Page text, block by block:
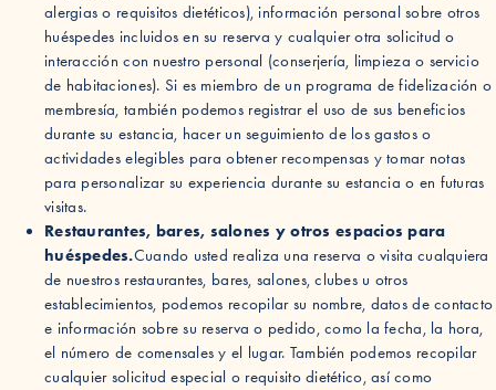
alergias o requisitos dietéticos), información personal sobre otros
huéspedes incluidos en su reserva y cualquier otra solicitud o
interacción con nuestro personal (conserjería, limpieza o servicio
de habitaciones). Si es miembro de un programa de fidelización o
membresía, también podemos registrar el uso de sus beneficios
durante su estancia, hacer un seguimiento de los gastos o
actividades elegibles para obtener recompensas y tomar notas
para personalizar su experiencia durante su estancia o en futuras
visitas.
Restaurantes, bares, salones y otros espacios para
huéspedes.Cuando usted realiza una reserva o visita cualquiera
de nuestros restaurantes, bares, salones, clubes u otros
establecimientos, podemos recopilar su nombre, datos de contacto
e información sobre su reserva o pedido, como la fecha, la hora,
el número de comensales y el lugar. También podemos recopilar
cualquier solicitud especial o requisito dietético, así como